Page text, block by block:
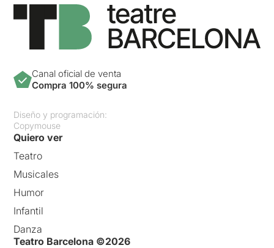
Canal oficial de venta
Compra 100% segura
Diseño y programación:
Copymouse
Quiero ver
Teatro
Musicales
Humor
Infantil
Danza
Teatro Barcelona ©2026